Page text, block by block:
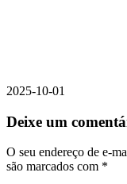
2025-10-01
Deixe um
O seu endereço de e-
são marcados com *